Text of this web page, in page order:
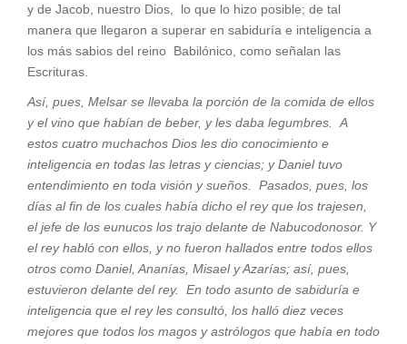
y de Jacob, nuestro Dios, lo que lo hizo posible; de tal
manera que llegaron a superar en sabiduría e inteligencia a
los más sabios del reino Babilónico, como señalan las
Escrituras.
Así, pues, Melsar se llevaba la porción de la comida de ellos
y el vino que habían de beber, y les daba legumbres. A
estos cuatro muchachos Dios les dio conocimiento e
inteligencia en todas las letras y ciencias; y Daniel tuvo
entendimiento en toda visión y sueños. Pasados, pues, los
días al fin de los cuales había dicho el rey que los trajesen,
el jefe de los eunucos los trajo delante de Nabucodonosor. Y
el rey habló con ellos, y no fueron hallados entre todos ellos
otros como Daniel, Ananías, Misael y Azarías; así, pues,
estuvieron delante del rey. En todo asunto de sabiduría e
inteligencia que el rey les consultó, los halló diez veces
mejores que todos los magos y astrólogos que había en todo